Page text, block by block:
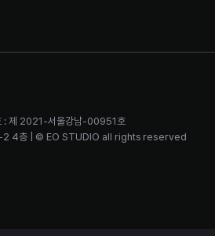
: 제 2021-서울강남-00951호
2 4층 | © EO STUDIO all rights reserved